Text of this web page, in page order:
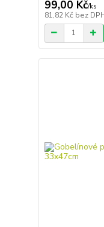
99,00 Kč/ks
81,82 Kč bez